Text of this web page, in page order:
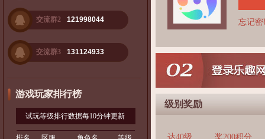
交流群2 121998044
交流群3 131124933
游戏玩家排行榜
试玩等级排行数据每10分钟更新
忘记密
级别奖励
达40级 奖200积分